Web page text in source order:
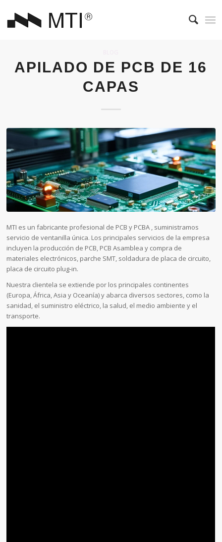
APILADO DE PCB DE 16
CAPAS
MTI es un fabricante profesional de PCB y PCBA , suministramos
servicio de ventanilla única. Los principales servicios de la empresa
incluyen la producción de PCB, PCB Asamblea y compra de
materiales electrónicos, parche SMT, soldadura de placa de circuito,
placa de circuito plug-in.
Nuestra clientela se extiende por los principales continentes
(Europa, África, Asia y Oceanía) y abarca diversos sectores, como la
sanidad, el suministro eléctrico, la salud, el medio ambiente y el
transporte.